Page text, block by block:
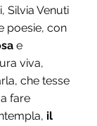
Silvia Venuti
poesie, con
e
viva,
che tesse
fare
il